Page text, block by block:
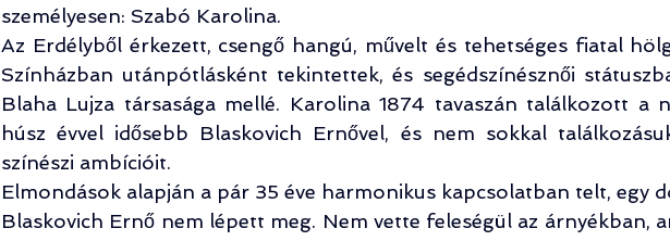
személyesen: Szabó Karolina.
Az Erdélyből érkezett, csengő hangú, művelt és tehetséges fiatal
Színházban utánpótlásként tekintettek, és segédszínésznői
Blaha Lujza társasága mellé. Karolina 1874 tavaszán találkozott a
húsz évvel idősebb Blaskovich Ernővel, és nem sokkal
színészi ambícióit.
Elmondások alapján a pár 35 éve harmonikus kapcsolatban telt, egy
Blaskovich Ernő nem lépett meg. Nem vette feleségül az árnyékban,